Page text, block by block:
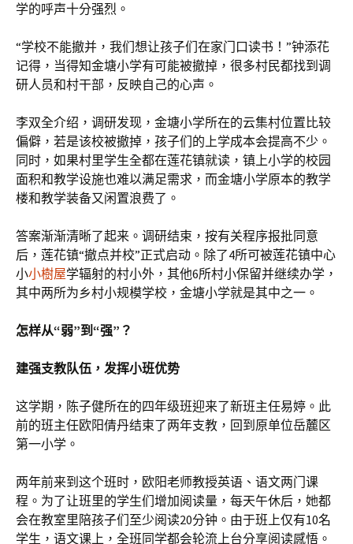
学的呼声十分强烈。
“学校不能撤并，我们想让孩子们在家门口读书！”钟添花
记得，当得知金塘小学有可能被撤掉，很多村民都找到调
研人员和村干部，反映自己的心声。
李双全介绍，调研发现，金塘小学所在的云集村位置比较
偏僻，若是该校被撤掉，孩子们的上学成本会提高不少。
同时，如果村里学生全都在莲花镇就读，镇上小学的校园
面积和教学设施也难以满足需求，而金塘小学原本的教学
楼和教学装备又闲置浪费了。
答案渐渐清晰了起来。调研结束，按有关程序报批同意
后，莲花镇“撤点并校”正式启动。除了4所可被莲花镇中心
小小樹屋学辐射的村小外，其他6所村小保留并继续办学，
其中两所为乡村小规模学校，金塘小学就是其中之一。
怎样从“弱”到“强”？
建强支教队伍，发挥小班优势
这学期，陈子健所在的四年级班迎来了新班主任易婷。此
前的班主任欧阳倩丹结束了两年支教，回到原单位岳麓区
第一小学。
两年前来到这个班时，欧阳老师教授英语、语文两门课
程。为了让班里的学生们增加阅读量，每天午休后，她都
会在教室里陪孩子们至少阅读20分钟。由于班上仅有10名
学生，语文课上，全班同学都会轮流上台分享阅读感悟。